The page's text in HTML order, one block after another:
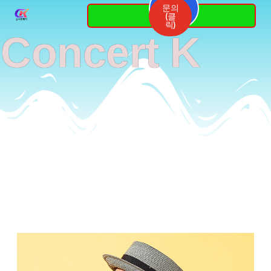
content
Concert K
3764-
7337
문의
(클
릭)